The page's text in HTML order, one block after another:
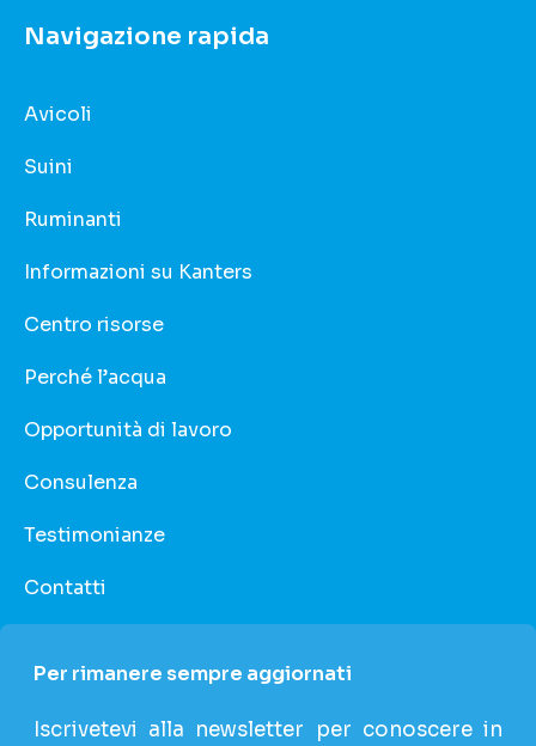
Navigazione rapida
Avicoli
Suini
Ruminanti
Informazioni su Kanters
Centro risorse
Perché l’acqua
Opportunità di lavoro
Consulenza
Testimonianze
Contatti
Per rimanere sempre aggiornati
Iscrivetevi alla newsletter per conoscere in